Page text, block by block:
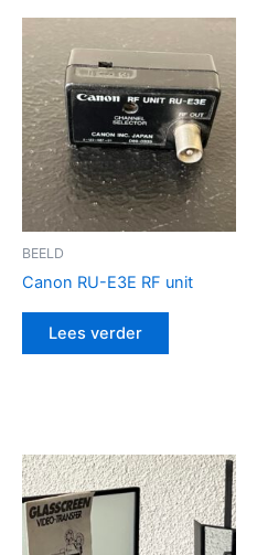
BEELD
Canon RU-E3E RF unit
Lees verder